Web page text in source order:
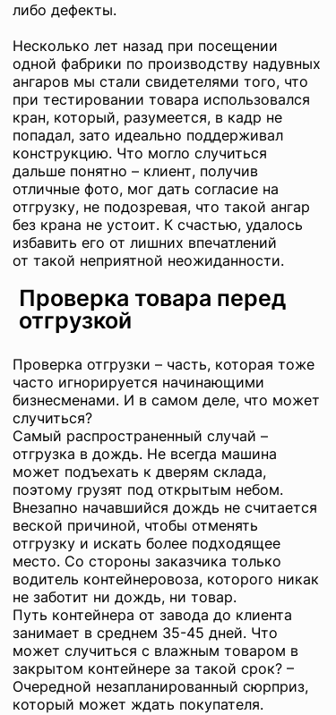
либо дефекты.
Несколько лет назад при посещении
одной фабрики по производству надувных
ангаров мы стали свидетелями того, что
при тестировании товара использовался
кран, который, разумеется, в кадр не
попадал, зато идеально поддерживал
конструкцию. Что могло случиться
дальше понятно – клиент, получив
отличные фото, мог дать согласие на
отгрузку, не подозревая, что такой ангар
без крана не устоит. К счастью, удалось
избавить его от лишних впечатлений
от такой неприятной неожиданности.
Проверка товара перед
отгрузкой
Проверка отгрузки – часть, которая тоже
часто игнорируется начинающими
бизнесменами. И в самом деле, что может
случиться?
Самый распространенный случай –
отгрузка в дождь. Не всегда машина
может подъехать к дверям склада,
поэтому грузят под открытым небом.
Внезапно начавшийся дождь не считается
веской причиной, чтобы отменять
отгрузку и искать более подходящее
место. Со стороны заказчика только
водитель контейнеровоза, которого никак
не заботит ни дождь, ни товар.
Путь контейнера от завода до клиента
занимает в среднем 35-45 дней. Что
может случиться с влажным товаром в
закрытом контейнере за такой срок? –
Очередной незапланированный сюрприз,
который может ждать покупателя.